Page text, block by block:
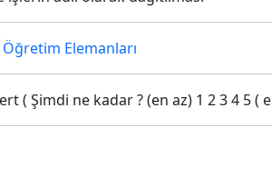
Öğretim Elemanları
( Şimdi ne kadar ? (en az) 1 2 3 4 5 (